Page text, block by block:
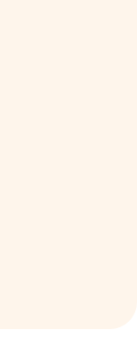
: facebook
site : instagram
sur le site :